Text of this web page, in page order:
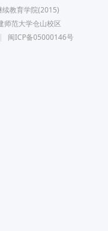
教育学院(2015)
师范大学仓山校区
| 闽ICP备05000146号